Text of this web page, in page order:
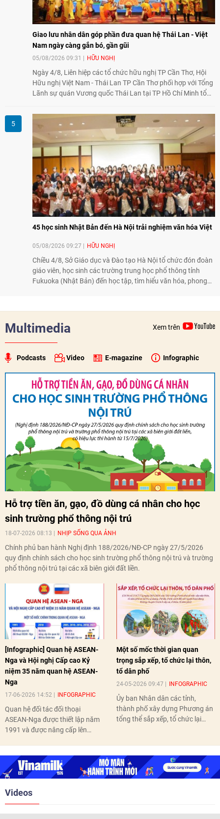
Giao lưu nhân dân góp phần đưa quan hệ Thái Lan - Việt
Nam ngày càng gắn bó, gần gũi
05/08/2026 09:31 HỮU NGHỊ
Ngày 4/8, Liên hiệp các tổ chức hữu nghị TP Cần Thơ, Hội
Hữu nghị Việt Nam - Thái Lan TP Cần Thơ phối hợp với Tổng
Lãnh sự quán Vương quốc Thái Lan tại TP Hồ Chí Minh tổ
Việt Nam - Thái Lan (1976-2026). Tại đây, nhấn mạnh vai trò
của giao lưu nhân dân, Tổng Lãnh sự Thái Lan cho biết các
hoạt động trao đổi về văn hóa, giáo dục, du lịch, ẩm thực,
nghệ thuật và giao lưu thanh niên đã góp phần đưa quan hệ
Thái Lan - Việt Nam ngày càng gắn bó, gần gũi.
45 học sinh Nhật Bản đến Hà Nội trải nghiệm văn hóa Việt
05/08/2026 09:27 HỮU NGHỊ
Chiều 4/8, Sở Giáo dục và Đào tạo Hà Nội tổ chức đón đoàn
giáo viên, học sinh các trường trung học phổ thông tỉnh
Fukuoka (Nhật Bản) đến học tập, tìm hiểu văn hóa, phong
Multimedia Xem trên
Podcasts Video E-magazine Infographic
Hỗ trợ tiền ăn, gạo, đồ dùng cá nhân cho học
sinh trường phổ thông nội trú
18-07-2026 08:13 NHỊP SỐNG QUA ẢNH
Chính phủ ban hành Nghị định 188/2026/NĐ-CP ngày 27/5/2026
quy định chính sách cho học sinh trường phổ thông nội trú và trường
phổ thông nội trú tại các xã biên giới đất liền.
[Infographic] Quan hệ ASEAN-
Nga và Hội nghị Cấp cao Kỷ
niệm 35 năm quan hệ ASEAN-
Nga
17-06-2026 14:52 INFOGRAPHIC
Quan hệ đối tác đối thoại
ASEAN-Nga được thiết lập năm
1991 và được nâng cấp lên
nghị Cấp cao vào các năm 2005,
2010, 2016, 2018, 2021.
Một số mốc thời gian quan
trọng sắp xếp, tổ chức lại thôn,
tổ dân phố
24-05-2026 09:47 INFOGRAPHIC
Ủy ban Nhân dân các tỉnh,
thành phố xây dựng Phương án
tổng thể sắp xếp, tổ chức lại
Videos